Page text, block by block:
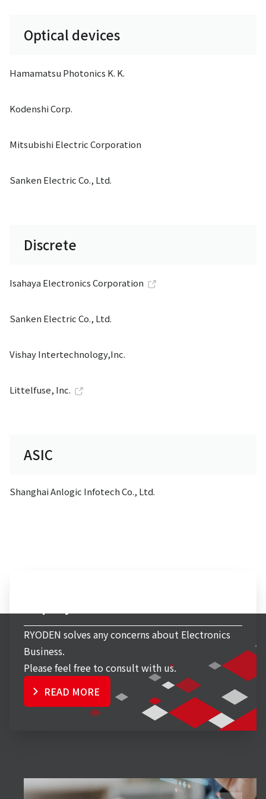
Optical devices
Hamamatsu Photonics K. K.
Kodenshi Corp.
Mitsubishi Electric Corporation
Sanken Electric Co., Ltd.
Discrete
Isahaya Electronics Corporation
Sanken Electric Co., Ltd.
Vishay Intertechnology,Inc.
Littelfuse, Inc.
ASIC
Shanghai Anlogic Infotech Co., Ltd.
RYODEN solves any concerns about Electronics
Business.
Please feel free to consult with us.
READ MORE